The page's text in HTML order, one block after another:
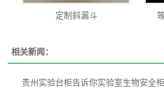
定制斜漏斗
相关新闻：
贵州实验台柜告诉你实验室生物安全